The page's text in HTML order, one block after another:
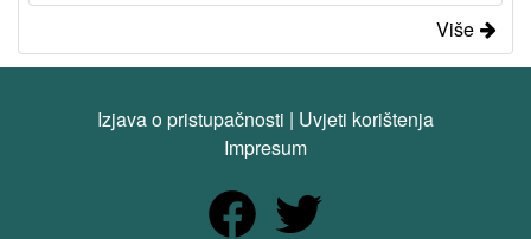
Više
Izjava o pristupačnosti | Uvjeti korištenja
Impresum